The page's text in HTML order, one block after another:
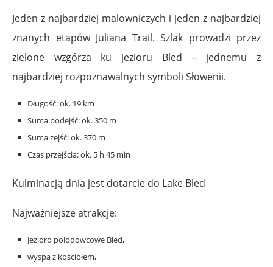
Jeden z najbardziej malowniczych i jeden z najbardziej
znanych etapów Juliana Trail. Szlak prowadzi przez
zielone wzgórza ku jezioru Bled – jednemu z
najbardziej rozpoznawalnych symboli Słowenii.
Długość: ok. 19 km
Suma podejść: ok. 350 m
Suma zejść: ok. 370 m
Czas przejścia: ok. 5 h 45 min
Kulminacją dnia jest dotarcie do Lake Bled
Najważniejsze atrakcje:
jezioro polodowcowe Bled,
wyspa z kościołem,